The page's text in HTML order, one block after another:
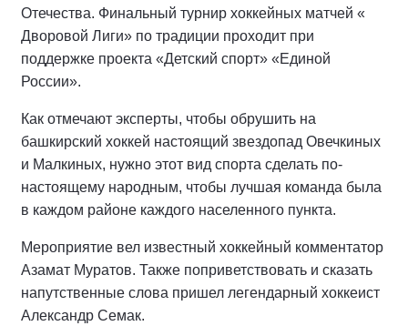
Отечества. Финальный турнир хоккейных матчей «
Дворовой Лиги» по традиции проходит при
поддержке проекта «Детский спорт» «Единой
России».
Как отмечают эксперты, чтобы обрушить на
башкирский хоккей настоящий звездопад Овечкиных
и Малкиных, нужно этот вид спорта сделать по-
настоящему народным, чтобы лучшая команда была
в каждом районе каждого населенного пункта.
Мероприятие вел известный хоккейный комментатор
Азамат Муратов. Также поприветствовать и сказать
напутственные слова пришел легендарный хоккеист
Александр Семак.